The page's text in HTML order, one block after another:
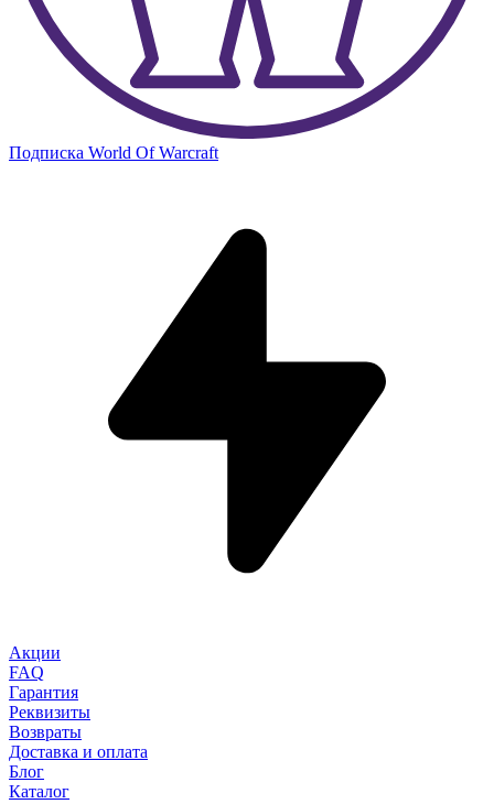
Подписка World Of Warcraft
Акции
FAQ
Гарантия
Реквизиты
Возвраты
Доставка и оплата
Блог
Каталог